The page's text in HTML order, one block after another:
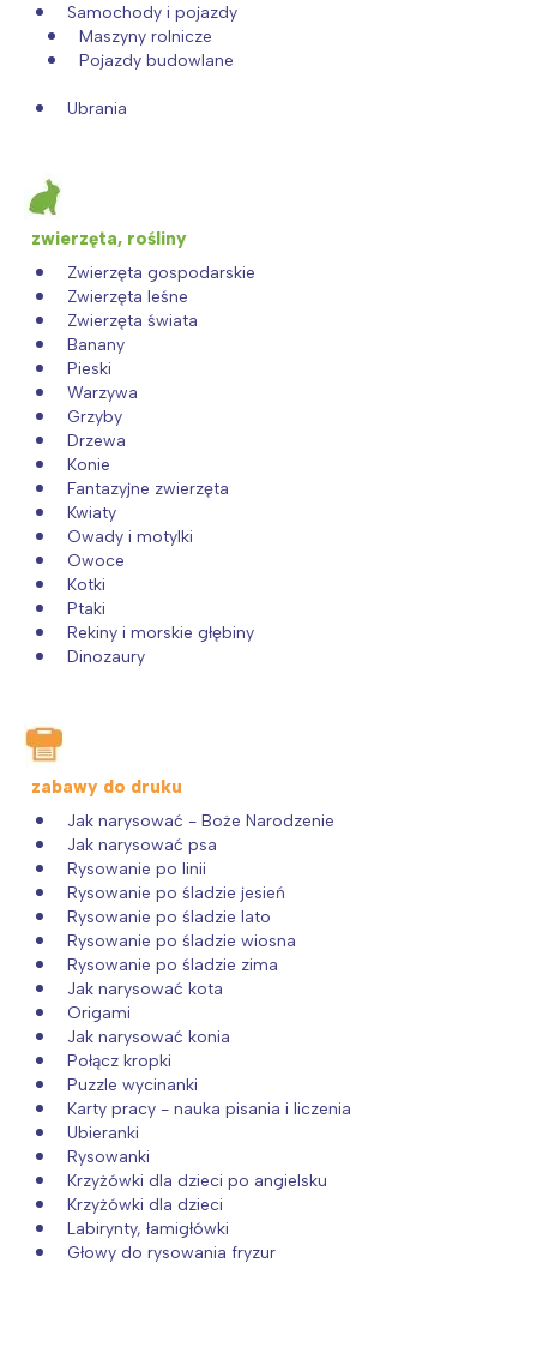
Samochody i pojazdy
Maszyny rolnicze
Pojazdy budowlane
Ubrania
zwierzęta, rośliny
Zwierzęta gospodarskie
Zwierzęta leśne
Zwierzęta świata
Banany
Pieski
Warzywa
Grzyby
Drzewa
Konie
Fantazyjne zwierzęta
Kwiaty
Owady i motylki
Owoce
Kotki
Ptaki
Rekiny i morskie głębiny
Dinozaury
zabawy do druku
Jak narysować - Boże Narodzenie
Jak narysować psa
Rysowanie po linii
Rysowanie po śladzie jesień
Rysowanie po śladzie lato
Rysowanie po śladzie wiosna
Rysowanie po śladzie zima
Jak narysować kota
Origami
Jak narysować konia
Połącz kropki
Puzzle wycinanki
Karty pracy - nauka pisania i liczenia
Ubieranki
Rysowanki
Krzyżówki dla dzieci po angielsku
Krzyżówki dla dzieci
Labirynty, łamigłówki
Głowy do rysowania fryzur